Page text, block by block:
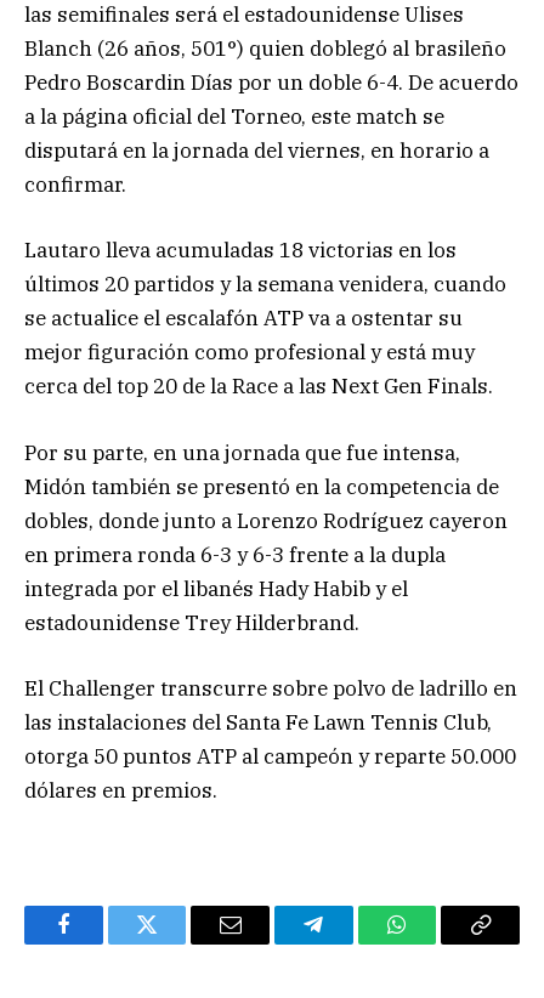
las semifinales será el estadounidense Ulises
Blanch (26 años, 501°) quien doblegó al brasileño
Pedro Boscardin Días por un doble 6-4. De acuerdo
a la página oficial del Torneo, este match se
disputará en la jornada del viernes, en horario a
confirmar.
Lautaro lleva acumuladas 18 victorias en los
últimos 20 partidos y la semana venidera, cuando
se actualice el escalafón ATP va a ostentar su
mejor figuración como profesional y está muy
cerca del top 20 de la Race a las Next Gen Finals.
Por su parte, en una jornada que fue intensa,
Midón también se presentó en la competencia de
dobles, donde junto a Lorenzo Rodríguez cayeron
en primera ronda 6-3 y 6-3 frente a la dupla
integrada por el libanés Hady Habib y el
estadounidense Trey Hilderbrand.
El Challenger transcurre sobre polvo de ladrillo en
las instalaciones del Santa Fe Lawn Tennis Club,
otorga 50 puntos ATP al campeón y reparte 50.000
dólares en premios.
FacebookTwitter Email TelegramWhatsAppCopy